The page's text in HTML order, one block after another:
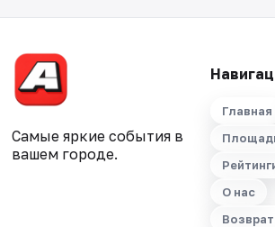
Самые яркие события в
вашем городе.
Главная
О нас